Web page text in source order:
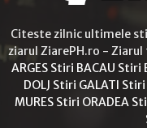
Citeste zilnic ultimele
ziarul ZiarePH.ro - Ziarul
ARGES Stiri BACAU Stiri
DOLJ Stiri GALATI Stiri
MURES Stiri ORADEA